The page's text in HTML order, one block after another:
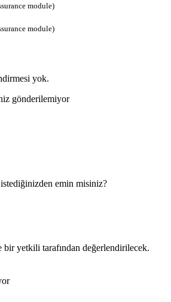
module)
module)
yok.
gönderilemiyor
emin misiniz?
yetkili tarafından değerlendirilecek.